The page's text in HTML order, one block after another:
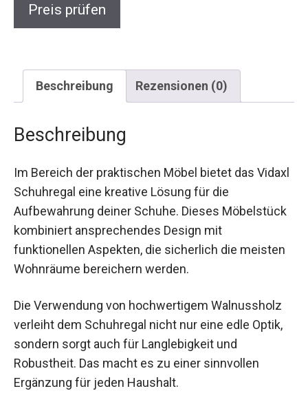
Preis prüfen
Beschreibung Rezensionen (0)
Beschreibung
Im Bereich der praktischen Möbel bietet das Vidaxl
Schuhregal eine kreative Lösung für die
Aufbewahrung deiner Schuhe. Dieses Möbelstück
kombiniert ansprechendes Design mit
funktionellen Aspekten, die sicherlich die meisten
Wohnräume bereichern werden.
Die Verwendung von hochwertigem Walnussholz
verleiht dem Schuhregal nicht nur eine edle Optik,
sondern sorgt auch für Langlebigkeit und
Robustheit. Das macht es zu einer sinnvollen
Ergänzung für jeden Haushalt.